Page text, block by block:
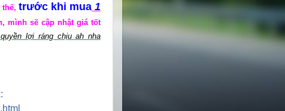
thế, trước khi mua1
mình sẽ cập nhật giá tốt
lợi ráng chịu ah nha